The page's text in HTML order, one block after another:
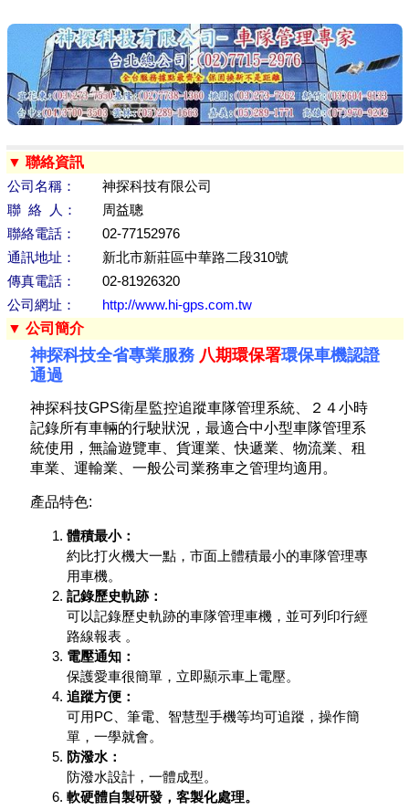
▼ 聯絡資訊
公司名稱：
神探科技有限公司
聯 絡 人：
周益聰
聯絡電話：
02-77152976
通訊地址：
新北市新莊區中華路二段310號
傳真電話：
02-81926320
公司網址：
http://www.hi-gps.com.tw
▼ 公司簡介
神探科技全省專業服務 八期環保署環保車機認證
通過
神探科技GPS衛星監控追蹤車隊管理系統、２４小時
記錄所有車輛的行駛狀況，最適合中小型車隊管理系
統使用，無論遊覽車、貨運業、快遞業、物流業、租
車業、運輸業、一般公司業務車之管理均適用。
產品特色:
體積最小：
約比打火機大一點，市面上體積最小的車隊管理專
用車機。
記錄歷史軌跡：
可以記錄歷史軌跡的車隊管理車機，並可列印行經
路線報表 。
電壓通知：
保護愛車很簡單，立即顯示車上電壓。
追蹤方便：
可用PC、筆電、智慧型手機等均可追蹤，操作簡
單，一學就會。
防潑水：
防潑水設計，一體成型。
軟硬體自製研發，客製化處理。